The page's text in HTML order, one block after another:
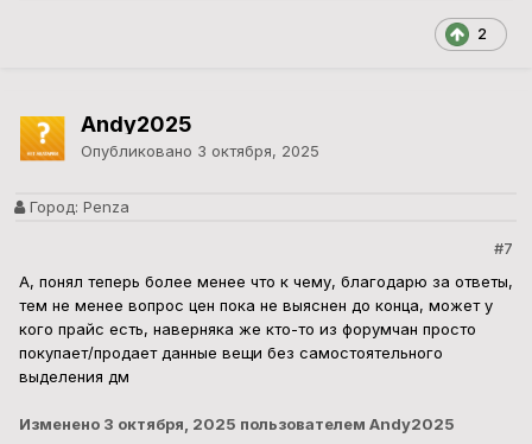
2
Andy2025
Опубликовано 3 октября, 2025
Город: Penza
#7
А, понял теперь более менее что к чему, благодарю за ответы,
тем не менее вопрос цен пока не выяснен до конца, может у
кого прайс есть, наверняка же кто-то из форумчан просто
покупает/продает данные вещи без самостоятельного
выделения дм
Изменено 3 октября, 2025 пользователем Andy2025